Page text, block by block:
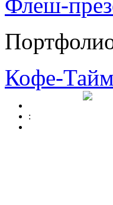
Флеш-
Кофе-Тайм
: